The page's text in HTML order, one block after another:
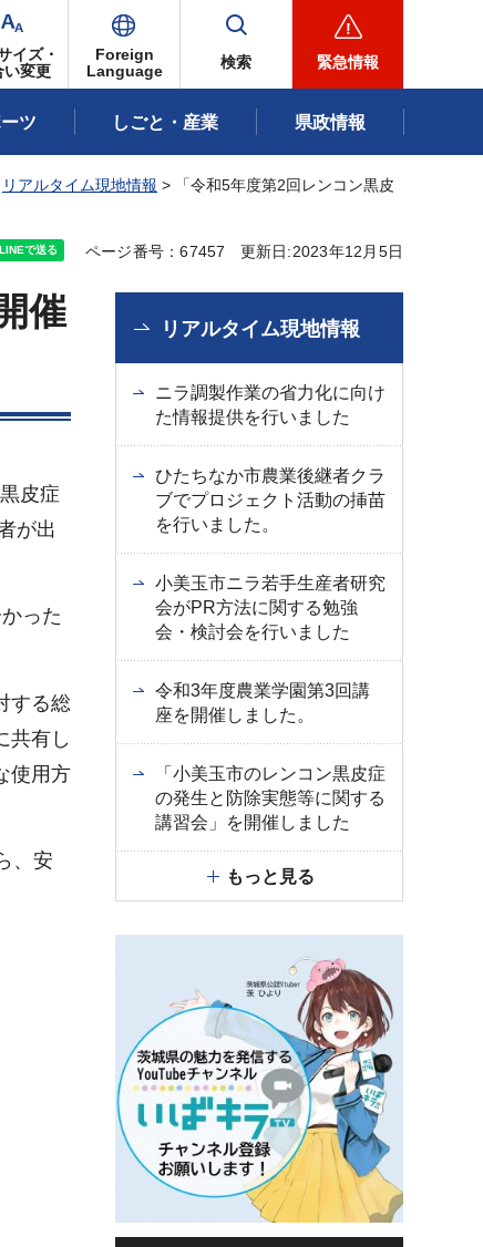
イズ・
い変更
Foreign
Language
検索 緊急情報
ツ しごと・産業 県政情報
リアルタイム現地情報 > 「令和5年度第2回レンコン黒皮
ページ番号：67457 更新日:2023年12月5日
催
皮症
が出
った
する総
共有し
使用方
、安
リアルタイム現地情報
ニラ調製作業の省力化に向け
た情報提供を行いました
ひたちなか市農業後継者クラ
ブでプロジェクト活動の挿苗
を行いました。
小美玉市ニラ若手生産者研究
会がPR方法に関する勉強
会・検討会を行いました
令和3年度農業学園第3回講
座を開催しました。
「小美玉市のレンコン黒皮症
の発生と防除実態等に関する
講習会」を開催しました
もっと見る